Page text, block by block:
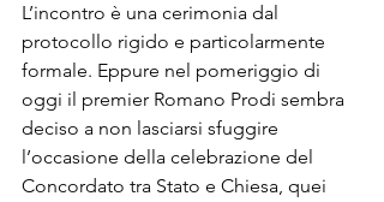
L’incontro è una cerimonia dal
protocollo rigido e particolarmente
formale. Eppure nel pomeriggio di
oggi il premier Romano Prodi sembra
deciso a non lasciarsi sfuggire
l’occasione della celebrazione del
Concordato tra Stato e Chiesa, quei